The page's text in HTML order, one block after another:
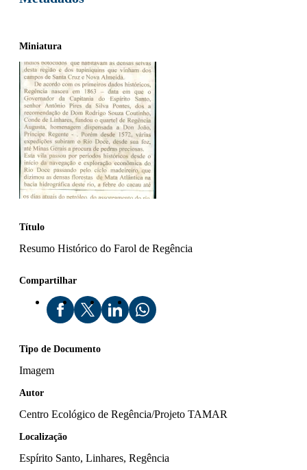
Título
Resumo Histórico do Farol de Regência
Miniatura
Compartilhar
Tipo de Documento
Imagem
Autor
Centro Ecológico de Regência/Projeto TAMAR
Localização
Espírito Santo, Linhares, Regência